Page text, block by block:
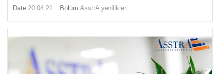
Date 20.04.21 Bölüm AsstrA yenilikleri